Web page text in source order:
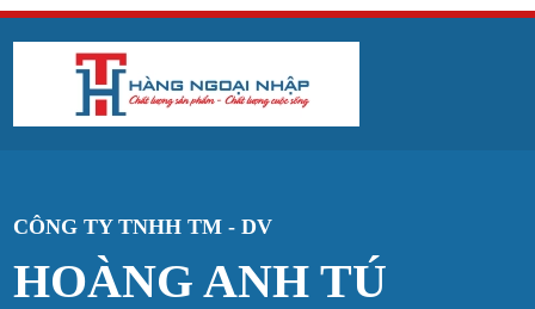
CÔNG TY TNHH TM - DV
HOÀNG ANH TÚ